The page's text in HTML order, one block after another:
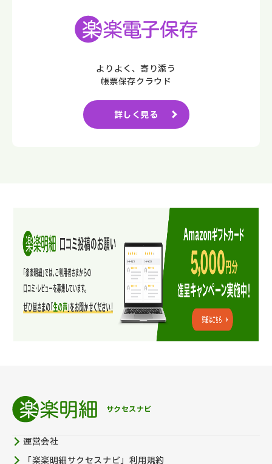
よりよく、寄り添う
帳票保存クラウド
詳しく見る
サクセスナビ
運営会社
「楽楽明細サクセスナビ」利用規約